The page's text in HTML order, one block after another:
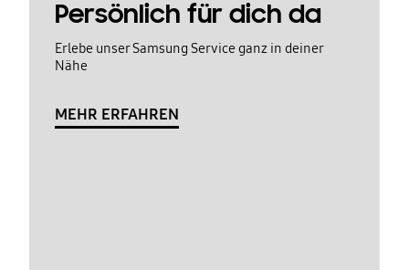
Persönlich für dich da
Erlebe unser Samsung Service ganz in deiner
Nähe
MEHR ERFAHREN